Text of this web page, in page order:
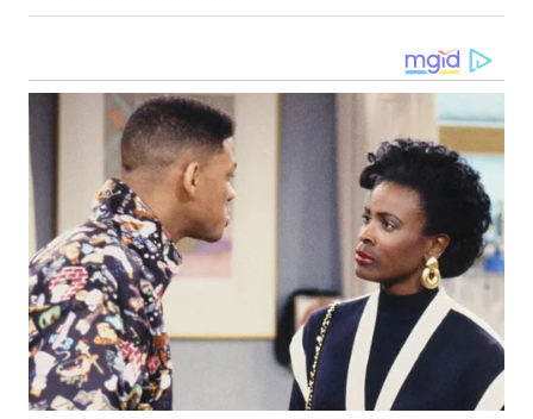
LANGKAT
WN
TAPANULI
SELATAN
WN
TANJUNG
LESUNG